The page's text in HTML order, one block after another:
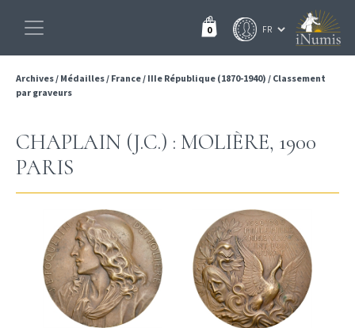
0
Archives/ Médailles/ France/ IIIe République (1870-1940) / Classement
par graveurs
CHAPLAIN (J.C.) : MOLIÈRE, 1900
PARIS